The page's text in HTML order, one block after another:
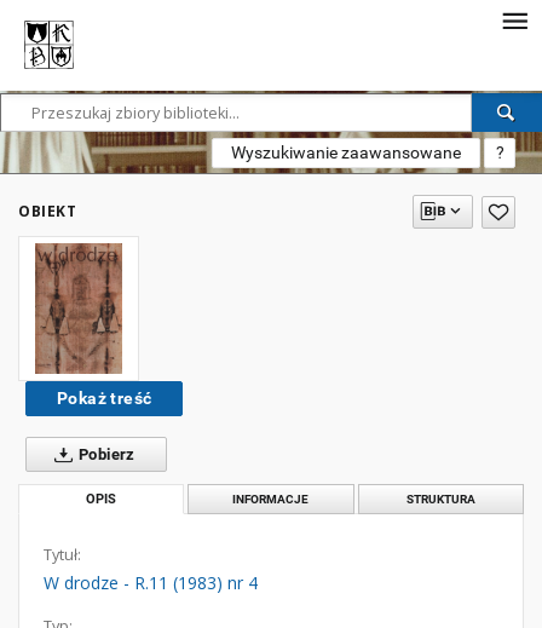
Wyszukiwanie zaawansowane ?
OBIEKT
Pokaż treść
Pobierz
OPIS INFORMACJE STRUKTURA
Tytuł:
W drodze - R.11 (1983) nr 4